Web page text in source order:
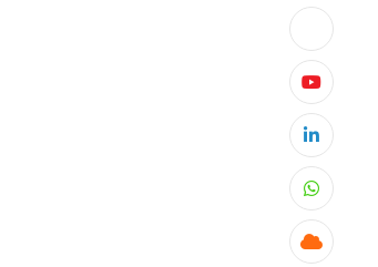
Youtube
LinkedIn
Whatsapp
Cloud